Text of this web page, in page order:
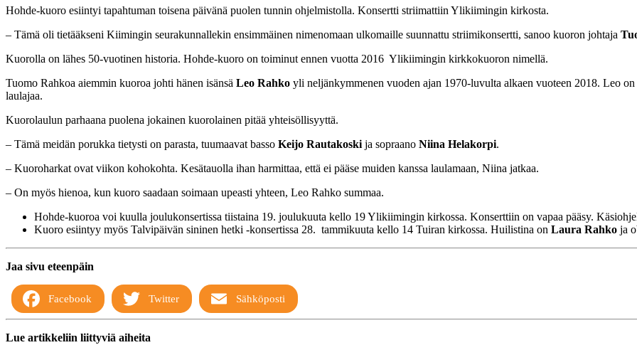
Hohde-kuoro esiintyi tapahtuman toisena päivänä puolen tunnin ohjelmistolla. Konsertti striimattiin Ylikiimingin kirkosta.
– Tämä oli tietääkseni Kiimingin seurakunnallekin ensimmäinen nimenomaan ulkomaille suunnattu striimikonsertti, sanoo kuoron johtaja
Kuorolla on lähes 50-vuotinen historia. Hohde-kuoro on toiminut ennen vuotta 2016 Ylikiimingin kirkkokuoron nimellä.
Tuomo Rahkoa aiemmin kuoroa johti hänen isänsä Leo Rahko yli neljänkymmenen vuoden ajan 1970-luvulta alkaen vuoteen 2018. Leo
laulajaa.
Kuorolaulun parhaana puolena jokainen kuorolainen pitää yhteisöllisyyttä.
– Tämä meidän porukka tietysti on parasta, tuumaavat basso Keijo Rautakoskija sopraano Niina Helakorpi.
– Kuoroharkat ovat viikon kohokohta. Kesätauolla ihan harmittaa, että ei pääse muiden kanssa laulamaan, Niina jatkaa.
– On myös hienoa, kun kuoro saadaan soimaan upeasti yhteen, Leo Rahko summaa.
Hohde-kuoroa voi kuulla joulukonsertissa tiistaina 19. joulukuuta kello 19 Ylikiimingin kirkossa. Konserttiin on vapaa pääsy.
Kuoro esiintyy myös Talvipäivän sininen hetki -konsertissa 28. tammikuuta kello 14 Tuiran kirkossa. Huilistina on Laura Rahko ja
Jaa sivu eteenpäin
Facebook Twitter Sähköposti
Lue artikkeliin liittyviä aiheita